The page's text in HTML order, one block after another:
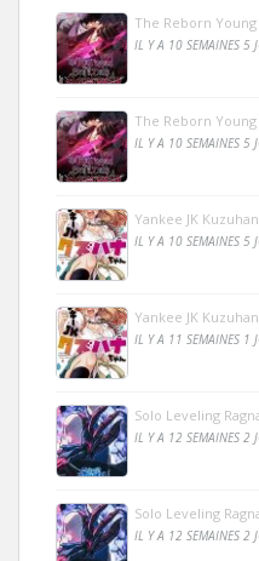
The Reborn
IL Y A 10 SEMAINES 5
The Reborn
IL Y A 10 SEMAINES 5
Yankee JK
IL Y A 10 SEMAINES 5
Yankee JK
IL Y A 11 SEMAINES 1
Solo Leveling
IL Y A 12 SEMAINES 2
Solo Leveling
IL Y A 12 SEMAINES 2